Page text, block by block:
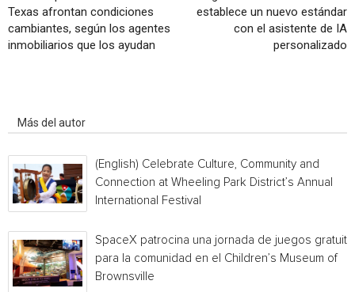
Texas afrontan condiciones
cambiantes, según los agentes
inmobiliarios que los ayudan
establece un nuevo estándar
con el asistente de IA
personalizado
Más del autor
(English) Celebrate Culture, Community and
Connection at Wheeling Park District’s Annual
International Festival
SpaceX patrocina una jornada de juegos gratuita
para la comunidad en el Children’s Museum of
Brownsville